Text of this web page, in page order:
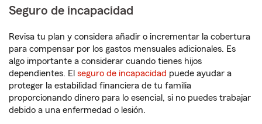
Seguro de incapacidad
Revisa tu plan y considera añadir o incrementar la cobertura
para compensar por los gastos mensuales adicionales. Es
algo importante a considerar cuando tienes hijos
dependientes. El seguro de incapacidad puede ayudar a
proteger la estabilidad financiera de tu familia
proporcionando dinero para lo esencial, si no puedes trabajar
debido a una enfermedad o lesión.